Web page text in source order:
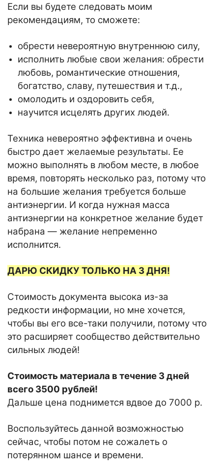
Если вы будете следовать моим
рекомендациям, то сможете:
обрести невероятную внутреннюю силу,
исполнить любые свои желания: обрести
любовь, романтические отношения,
богатство, славу, путешествия и т.д.,
омолодить и оздоровить себя,
научится исцелять других людей.
Техника невероятно эффективна и очень
быстро дает желаемые результаты. Ее
можно выполнять в любом месте, в любое
время, повторять несколько раз, потому что
на большие желания требуется больше
антиэнергии. И когда нужная масса
антиэнергии на конкретное желание будет
набрана — желание непременно
исполнится.
ДАРЮ СКИДКУ ТОЛЬКО НА 3 ДНЯ!
Стоимость документа высока из-за
редкости информации, но мне хочется,
чтобы вы его все-таки получили, потому что
это расширяет сообщество действительно
сильных людей!
Стоимость материала в течение 3 дней
всего 3500 рублей!
Дальше цена поднимется вдвое до 7000 р.
Воспользуйтесь данной возможностью
сейчас, чтобы потом не сожалеть о
потерянном шансе и времени.